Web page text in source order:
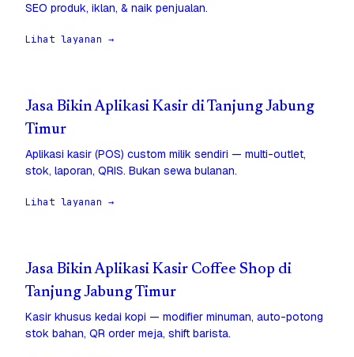
SEO produk, iklan, & naik penjualan.
Lihat layanan →
Jasa Bikin Aplikasi Kasir di Tanjung Jabung
Timur
Aplikasi kasir (POS) custom milik sendiri — multi-outlet,
stok, laporan, QRIS. Bukan sewa bulanan.
Lihat layanan →
Jasa Bikin Aplikasi Kasir Coffee Shop di
Tanjung Jabung Timur
Kasir khusus kedai kopi — modifier minuman, auto-potong
stok bahan, QR order meja, shift barista.